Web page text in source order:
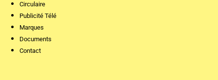
Circulaire
Publicité Télé
Marques
Documents
Contact